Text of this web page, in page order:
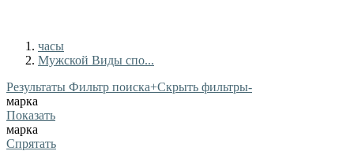
часы
Мужской Виды спо...
Результаты Фильтр поиска+Скрыть фильтры-
марка
Показать
марка
Спрятать